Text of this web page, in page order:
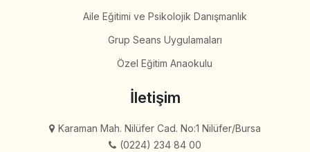
Aile Eğitimi ve Psikolojik Danışmanlık
Grup Seans Uygulamaları
Özel Eğitim Anaokulu
İletişim
Karaman Mah. Nilüfer Cad. No:1 Nilüfer/Bursa
(0224) 234 84 00